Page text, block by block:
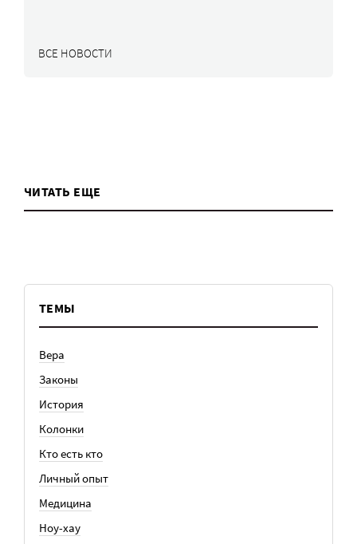
ВСЕ НОВОСТИ
ЧИТАТЬ ЕЩЕ
ТЕМЫ
Вера
Законы
История
Колонки
Кто есть кто
Личный опыт
Медицина
Ноу-хау